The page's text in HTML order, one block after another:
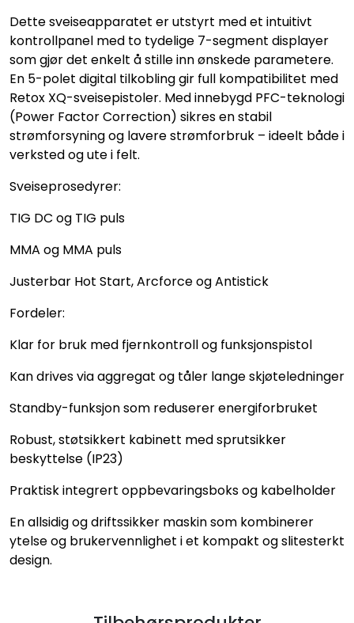
Dette sveiseapparatet er utstyrt med et intuitivt
kontrollpanel med to tydelige 7-segment displayer
som gjør det enkelt å stille inn ønskede parametere.
En 5-polet digital tilkobling gir full kompatibilitet med
Retox XQ-sveisepistoler. Med innebygd PFC-teknologi
(Power Factor Correction) sikres en stabil
strømforsyning og lavere strømforbruk – ideelt både i
verksted og ute i felt.
Sveiseprosedyrer:
TIG DC og TIG puls
MMA og MMA puls
Justerbar Hot Start, Arcforce og Antistick
Fordeler:
Klar for bruk med fjernkontroll og funksjonspistol
Kan drives via aggregat og tåler lange skjøteledninger
Standby-funksjon som reduserer energiforbruket
Robust, støtsikkert kabinett med sprutsikker
beskyttelse (IP23)
Praktisk integrert oppbevaringsboks og kabelholder
En allsidig og driftssikker maskin som kombinerer
ytelse og brukervennlighet i et kompakt og slitesterkt
design.